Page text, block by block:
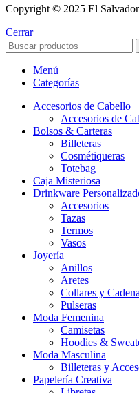
Copyright © 2025 El
Cerrar
Menú
Categorías
Accesorios de Cabello
Accesorios de
Bolsos & Carteras
Billeteras
Cosmétiqueras
Totebag
Caja Misteriosa
Drinkware
Accesorios
Tazas
Termos
Vasos
Joyería
Anillos
Aretes
Collares y
Pulseras
Moda Femenina
Camisetas
Hoodies &
Moda Masculina
Billeteras y
Papelería Creativa